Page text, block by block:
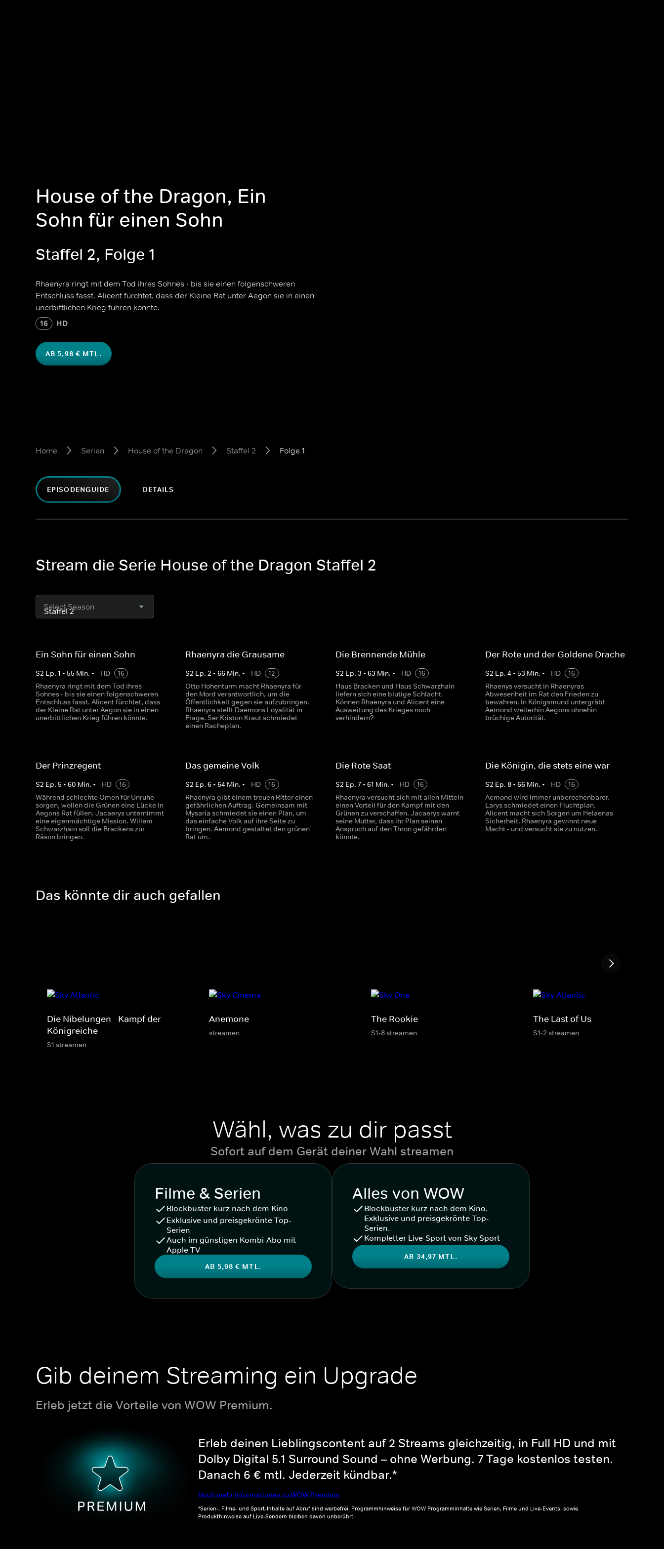
House of the Dragon, Ein
Sohn für einen Sohn
Staffel 2, Folge 1
Rhaenyra ringt mit dem Tod ihres Sohnes - bis sie einen folgenschweren
Entschluss fasst. Alicent fürchtet, dass der Kleine Rat unter Aegon sie in einen
unerbittlichen Krieg führen könnte.
16 HD
AB 5,98 € MTL.
Home Serien House of the Dragon Staffel 2 Folge 1
EPISODENGUIDE DETAILS
Stream die Serie House of the Dragon Staffel 2
Select Season
Ein Sohn für einen Sohn
S2 Ep. 1 • 55 Min. • HD
16
Rhaenyra ringt mit dem Tod ihres
Sohnes - bis sie einen folgenschweren
Entschluss fasst. Alicent fürchtet, dass
der Kleine Rat unter Aegon sie in einen
unerbittlichen Krieg führen könnte.
Rhaenyra die Grausame
S2 Ep.2 •66 Min. • HD
12
Otto Hohenturm macht Rhaenyra für
den Mord verantwortlich, um die
Öffentlichkeit gegen sie aufzubringen.
Rhaenyra stellt Daemons Loyalität in
Frage. Ser Kriston Kraut schmiedet
einen Racheplan.
Die Brennende Mühle
S2 Ep. 3 • 63 Min. • HD
16
Haus Bracken und Haus Schwarzhain
liefern sich eine blutige Schlacht.
Können Rhaenyra und Alicent eine
Ausweitung des Krieges noch
verhindern?
Der Rote und der Goldene Drache
S2 Ep. 4 • 53 Min. • HD
16
Rhaenys versucht in Rhaenyras
Abwesenheit im Rat den Frieden zu
bewahren. In Königsmund untergräbt
Aemond weiterhin Aegons ohnehin
brüchige Autorität.
Der Prinzregent
S2 Ep. 5 • 60 Min. • HD
16
Während schlechte Omen für Unruhe
sorgen, wollen die Grünen eine Lücke in
Aegons Rat füllen. Jacaerys unternimmt
eine eigenmächtige Mission. Willem
Schwarzhain soll die Brackens zur
Räson bringen.
Das gemeine Volk
S2 Ep.6 •64 Min. • HD
16
Rhaenyra gibt einem treuen Ritter einen
gefährlichen Auftrag. Gemeinsam mit
Mysaria schmiedet sie einen Plan, um
das einfache Volk auf ihre Seite zu
bringen. Aemond gestaltet den grünen
Rat um.
Die Rote Saat
S2 Ep. 7• 61 Min. • HD
16
Rhaenyra versucht sich mit allen Mitteln
einen Vorteil für den Kampf mit den
Grünen zu verschaffen. Jacaerys warnt
seine Mutter, dass ihr Plan seinen
Anspruch auf den Thron gefährden
könnte.
Die Königin, die stets eine war
S2 Ep. 8• 66Min. • HD
16
Aemond wird immer unberechenbarer.
Larys schmiedet einen Fluchtplan.
Alicent macht sich Sorgen um Helaenas
Sicherheit. Rhaenyra gewinnt neue
Macht - und versucht sie zu nutzen.
Das könnte dir auch gefallen
Die Nibelungen - Kampf der
Königreiche
S1 streamen
Anemone
streamen
The Rookie
S1-8 streamen
The Last of Us
S1-2 streamen
Wähl, was zu dir passt
Sofort auf dem Gerät deiner Wahl streamen
Filme & Serien
Blockbuster kurz nach dem Kino
Exklusive und preisgekrönte Top-
Serien
Auch im günstigen Kombi-Abo mit
Apple TV
AB 5,98 € MTL.
Alles von WOW
Blockbuster kurz nach dem Kino.
Exklusive und preisgekrönte Top-
Serien.
Kompletter Live-Sport von Sky Sport
AB 34,97 MTL.
Gib deinem Streaming ein Upgrade
Erleb jetzt die Vorteile von WOW Premium.
Erleb deinen Lieblingscontent auf 2 Streams gleichzeitig, in Full HD und mit
Dolby Digital 5.1 Surround Sound – ohne Werbung. 7 Tage kostenlos testen.
Danach 6 € mtl. Jederzeit kündbar.*
Noch mehr Informationen zu WOW Premium
*Serien-, Filme- und Sport-Inhalte auf Abruf sind werbefrei. Programmhinweise für WOW Programminhalte wie Serien, Filme und Live-Events, sowie
Produkthinweise auf Live-Sendern bleiben davon unberührt.